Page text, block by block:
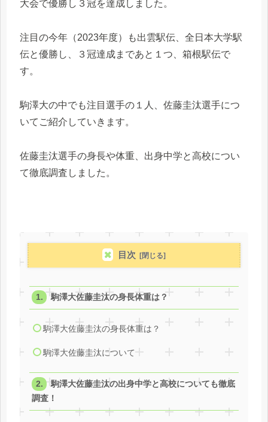
大会で優勝し３冠を達成しました。
注目の今年（2023年度）も出雲駅伝、全日本大学駅
伝と優勝し、３冠達成まであと１つ、箱根駅伝で
す。
駒澤大の中でも注目選手の１人、佐藤圭汰選手につ
いてご紹介していきます。
佐藤圭汰選手の身長や体重、出身中学と高校につい
て徹底調査しました。
目次
駒澤大佐藤圭汰の身長体重は？
駒澤大佐藤圭汰の身長体重は？
駒澤大佐藤圭汰について
駒澤大佐藤圭汰の出身中学と高校についても徹底
調査！